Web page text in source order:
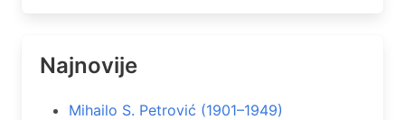
Najnovije
Mihailo S. Petrović (1901–1949)